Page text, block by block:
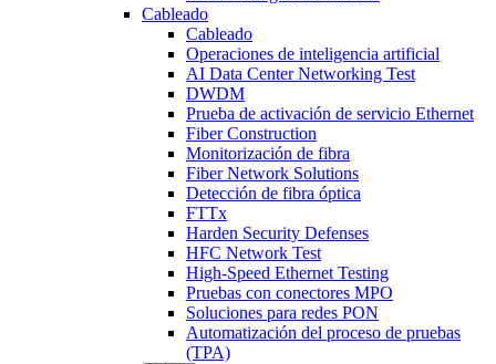
Cableado
Cableado
Operaciones de inteligencia artificial
AI Data Center Networking Test
DWDM
Prueba de activación de servicio Ethernet
Fiber Construction
Monitorización de fibra
Fiber Network Solutions
Detección de fibra óptica
FTTx
Harden Security Defenses
HFC Network Test
High-Speed Ethernet Testing
Pruebas con conectores MPO
Soluciones para redes PON
Automatización del proceso de pruebas
(TPA)